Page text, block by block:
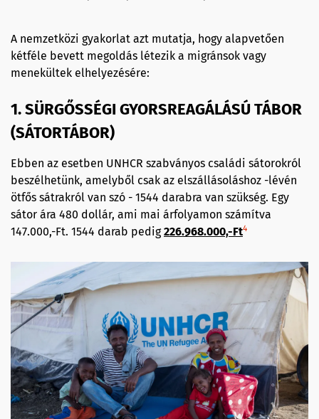
A nemzetközi gyakorlat azt mutatja, hogy alapvetően
kétféle bevett megoldás létezik a migránsok vagy
menekültek elhelyezésére:
1. SÜRGŐSSÉGI GYORSREAGÁLÁSÚ TÁBOR
(SÁTORTÁBOR)
Ebben az esetben UNHCR szabványos családi sátorokról
beszélhetünk, amelyből csak az elszállásoláshoz -lévén
ötfős sátrakról van szó - 1544 darabra van szükség. Egy
sátor ára 480 dollár, ami mai árfolyamon számítva
147.000,-Ft. 1544 darab pedig226.968.000,-Ft4